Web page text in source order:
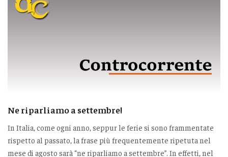
Ne riparliamo a settembre!
In Italia, come ogni anno, seppur le ferie si sono frammentate
rispetto al passato, la frase più frequentemente ripetuta nel
mese di agosto sarà “ne riparliamo a settembre”. In effetti, nel